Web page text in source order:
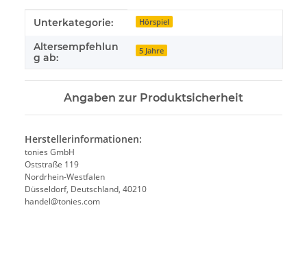
Produkteigenschaft
Wert
Unterkategorie: Hörspiel
Altersempfehlun
g ab:
5 Jahre
Angaben zur Produktsicherheit
Herstellerinformationen:
tonies GmbH
Oststraße 119
Nordrhein-Westfalen
Düsseldorf, Deutschland, 40210
handel@tonies.com